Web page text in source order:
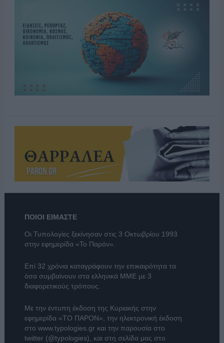
ΠΟΙΟΙ ΕΙΜΑΣΤΕ
Οι Τυπολογίες ξεκίνησαν στις 3 Οκτωβρίου 1993
στην εφημερίδα «Το Παρόν».
Επί 32 χρόνια καταγράφουν την επικαιρότητα τα
όσα συμβαίνουν στα ελληνικά ΜΜΕ με 3
διαφορετικούς τρόπους.
Με την έντυπη έκδοση της Κυριακής στην
εφημερίδα «ΤΟ ΠΑΡΟΝ», την ηλεκτρονική έκδοση
στο www.typologies.grκαι την παρουσία στο
twitter (@typologies), και στη σελίδα μας στο